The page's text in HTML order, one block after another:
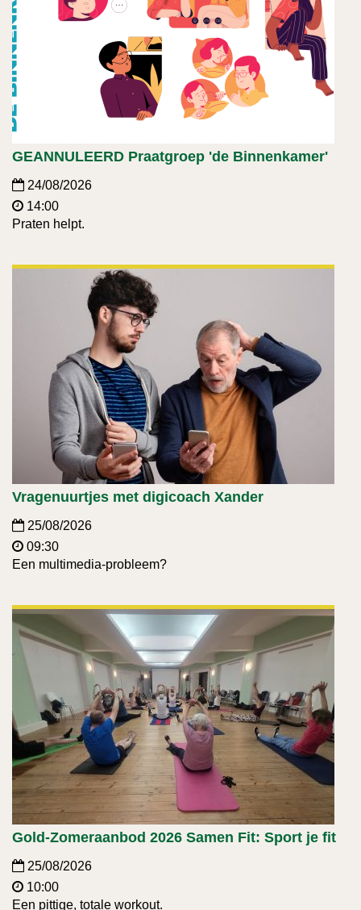
GEANNULEERD Praatgroep 'de Binnenkamer'
24/08/2026
14:00
Praten helpt.
Vragenuurtjes met digicoach Xander
25/08/2026
09:30
Een multimedia-probleem?
Gold-Zomeraanbod 2026 Samen Fit: Sport je fit
25/08/2026
10:00
Een pittige, totale workout.